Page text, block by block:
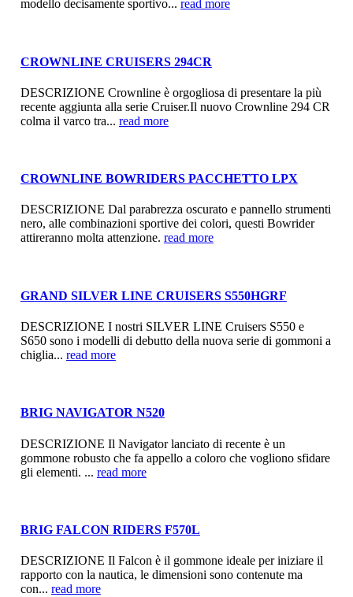
modello decisamente sportivo... read more
CROWNLINE CRUISERS 294CR
DESCRIZIONE Crownline è orgogliosa di presentare la più
recente aggiunta alla serie Cruiser.Il nuovo Crownline 294 CR
colma il varco tra... read more
CROWNLINE BOWRIDERS PACCHETTO LPX
DESCRIZIONE Dal parabrezza oscurato e pannello strumenti
nero, alle combinazioni sportive dei colori, questi Bowrider
attireranno molta attenzione. read more
GRAND SILVER LINE CRUISERS S550HGRF
DESCRIZIONE I nostri SILVER LINE Cruisers S550 e
S650 sono i modelli di debutto della nuova serie di gommoni a
chiglia... read more
BRIG NAVIGATOR N520
DESCRIZIONE Il Navigator lanciato di recente è un
gommone robusto che fa appello a coloro che vogliono sfidare
gli elementi. ... read more
BRIG FALCON RIDERS F570L
DESCRIZIONE Il Falcon è il gommone ideale per iniziare il
rapporto con la nautica, le dimensioni sono contenute ma
con... read more